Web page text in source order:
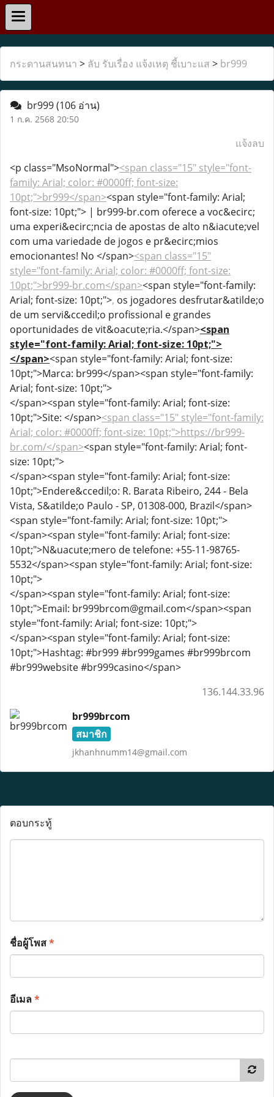
กระดานสนทนา > ลับ รับเรื่อง แจ้งเหตุ ชี้เบาะแส > br999
br999(106 อ่าน)
1 ก.ค. 2568 20:50
แจ้งลบ
<p class="MsoNormal"><span class="15" style="font-
family: Arial; color: #0000ff; font-size:
10pt;">br999</span><span style="font-family: Arial;
font-size: 10pt;"> | br999-br.com oferece a voc&ecirc;
uma experi&ecirc;ncia de apostas de alto n&iacute;vel
com uma variedade de jogos e pr&ecirc;mios
emocionantes! No </span><span class="15"
style="font-family: Arial; color: #0000ff; font-size:
10pt;">br999-br.com</span><span style="font-family:
Arial; font-size: 10pt;">, os jogadores desfrutar&atilde;o
de um servi&ccedil;o profissional e grandes
oportunidades de vit&oacute;ria.</span><span
style="font-family: Arial; font-size: 10pt;">
</span><span style="font-family: Arial; font-size:
10pt;">Marca: br999</span><span style="font-family:
Arial; font-size: 10pt;">
</span><span style="font-family: Arial; font-size:
10pt;">Site: </span><span class="15" style="font-family:
Arial; color: #0000ff; font-size: 10pt;">https://br999-
br.com/</span><span style="font-family: Arial; font-
size: 10pt;">
</span><span style="font-family: Arial; font-size:
10pt;">Endere&ccedil;o: R. Barata Ribeiro, 244 - Bela
Vista, S&atilde;o Paulo - SP, 01308-000, Brazil</span>
<span style="font-family: Arial; font-size: 10pt;">
</span><span style="font-family: Arial; font-size:
10pt;">N&uacute;mero de telefone: +55-11-98765-
5532</span><span style="font-family: Arial; font-size:
10pt;">
</span><span style="font-family: Arial; font-size:
10pt;">Email: br999brcom@gmail.com</span><span
style="font-family: Arial; font-size: 10pt;">
</span><span style="font-family: Arial; font-size:
10pt;">Hashtag: #br999 #br999games #br999brcom
#br999website #br999casino</span>
136.144.33.96
br999brcom
สมาชิก
jkhanhnumm14@gmail.com
ตอบกระทู้
ชื่อผู้โพส*
อีเมล*